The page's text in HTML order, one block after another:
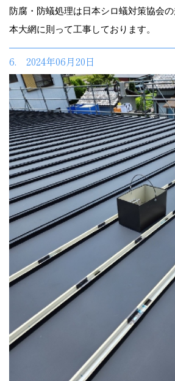
防腐・防蟻処理は日本シロ蟻対策協会
本大網に則って工事しております。
6. 2024年06月20日